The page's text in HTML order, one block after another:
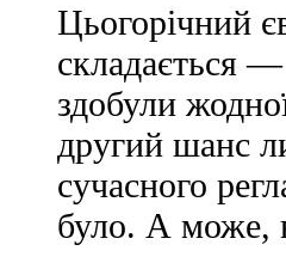
Цьогорічний
складається
здобули
другий шанс
сучасного
було. А може,